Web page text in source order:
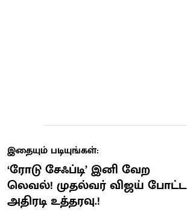
இதையும் படியுங்கள்:
​‘ரோடு சேஃப்டி’ இனி வேற
லெவல்! முதல்வர் விஜய் போட்ட
அதிரடி உத்தரவு.!